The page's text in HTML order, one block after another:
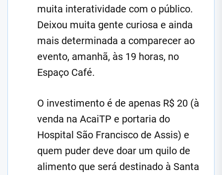
muita interatividade com o público.
Deixou muita gente curiosa e ainda
mais determinada a comparecer ao
evento, amanhã, às 19 horas, no
Espaço Café.
O investimento é de apenas R$ 20 (à
venda na AcaiTP e portaria do
Hospital São Francisco de Assis) e
quem puder deve doar um quilo de
alimento que será destinado à Santa